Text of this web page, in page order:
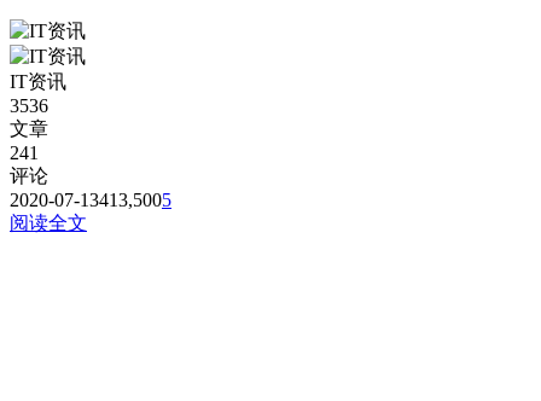
IT资讯
3536
文章
241
评论
2020-07-13413,5005
阅读全文